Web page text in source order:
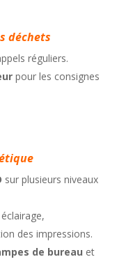
déchets
réguliers.
pour les consignes
sur plusieurs niveaux
des impressions.
de bureau et